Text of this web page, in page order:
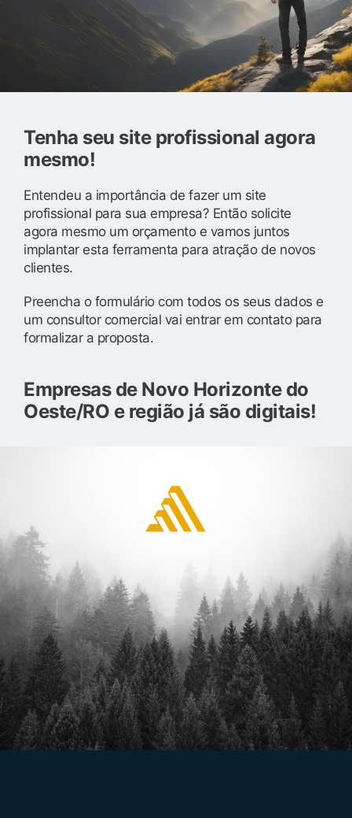
Tenha seu site profissional agora
mesmo!
Entendeu a importância de fazer um site
profissional para sua empresa? Então solicite
agora mesmo um orçamento e vamos juntos
implantar esta ferramenta para atração de novos
clientes.
Preencha o formulário com todos os seus dados e
um consultor comercial vai entrar em contato para
formalizar a proposta.
Empresas de Novo Horizonte do
Oeste/RO e região já são digitais!